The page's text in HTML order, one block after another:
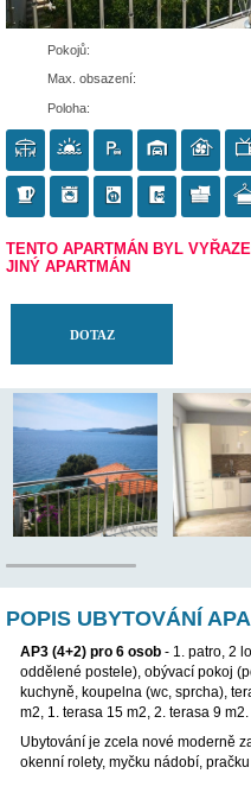
Pokojů:
Max. obsazení:
Poloha:
TENTO APARTMÁN BYL
JINÝ APARTMÁN